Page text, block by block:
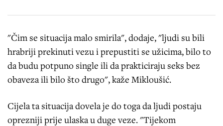
"Čim se situacija malo smirila", dodaje, "ljudi su bili
hrabriji prekinuti vezu i prepustiti se užicima, bilo to
da budu potpuno single ili da prakticiraju seks bez
obaveza ili bilo što drugo", kaže Mikloušić.
Cijela ta situacija dovela je do toga da ljudi postaju
oprezniji prije ulaska u duge veze. "Tijekom